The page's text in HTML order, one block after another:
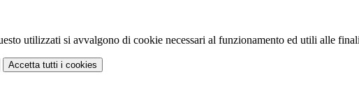
utilizzati si avvalgono di cookie necessari al funzionamento ed utili alle
Accetta tutti i cookies